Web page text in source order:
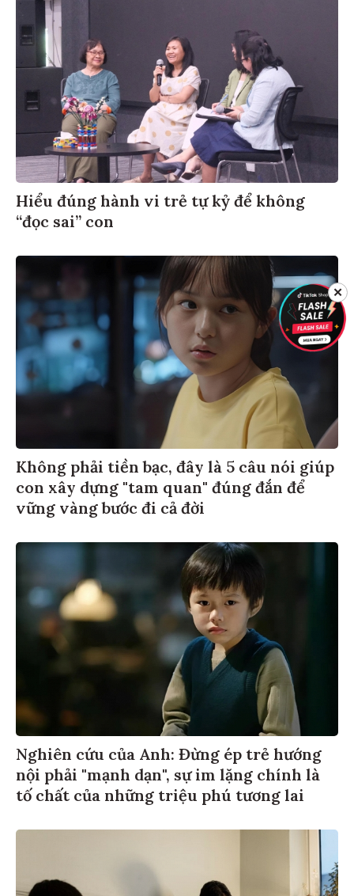
Hiểu đúng hành vi trẻ tự kỷ để không
“đọc sai” con
Không phải tiền bạc, đây là 5 câu nói giúp
con xây dựng "tam quan" đúng đắn để
vững vàng bước đi cả đời
Nghiên cứu của Anh: Đừng ép trẻ hướng
nội phải "mạnh dạn", sự im lặng chính là
tố chất của những triệu phú tương lai
✕